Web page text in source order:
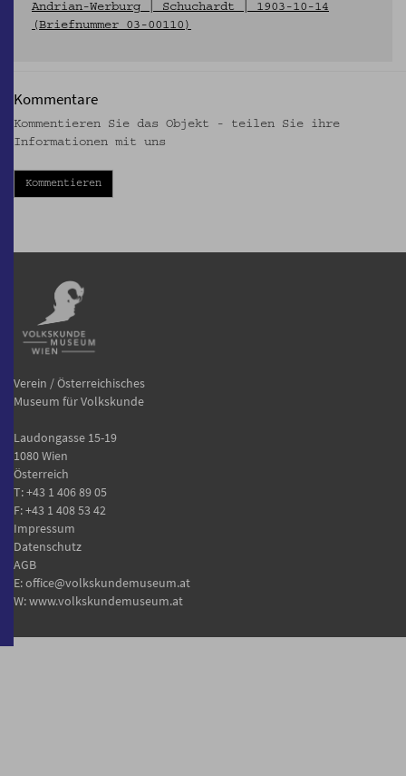
Andrian-Werburg | Schuchardt | 1903-10-14
(Briefnummer 03-00110)
Kommentare
Kommentieren Sie das Objekt - teilen Sie ihre
Informationen mit uns
Kommentieren
Verein / Österreichisches
Museum für Volkskunde
Laudongasse 15-19
1080 Wien
Österreich
T:+43 1 406 89 05
F: +43 1 408 53 42
Impressum
Datenschutz
AGB
E:office@volkskundemuseum.at
W:www.volkskundemuseum.at